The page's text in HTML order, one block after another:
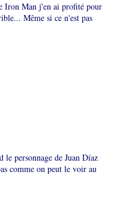
Iron Man j'en ai profité pour
Même si ce n'est pas
personnage de Juan Díaz
comme on peut le voir au